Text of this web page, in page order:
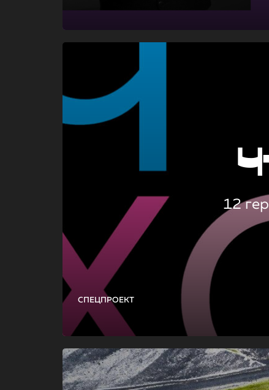
СПЕЦПРОЕКТ
12